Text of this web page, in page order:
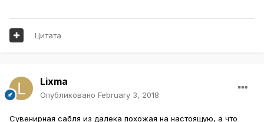
Цитата
Lixma
Опубликовано February 3, 2018
Сувенирная сабля из далека похожая на настоящую, а что